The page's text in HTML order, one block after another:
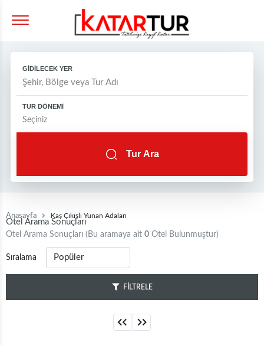
GİDİLECEK YER
TUR DÖNEMİ
Tur Ara
Anasayfa Kaş Çıkışlı Yunan Adaları
Otel Arama Sonuçları
Otel Arama Sonuçları (Bu aramaya ait 0 Otel Bulunmuştur)
Sıralama
FİLTRELE